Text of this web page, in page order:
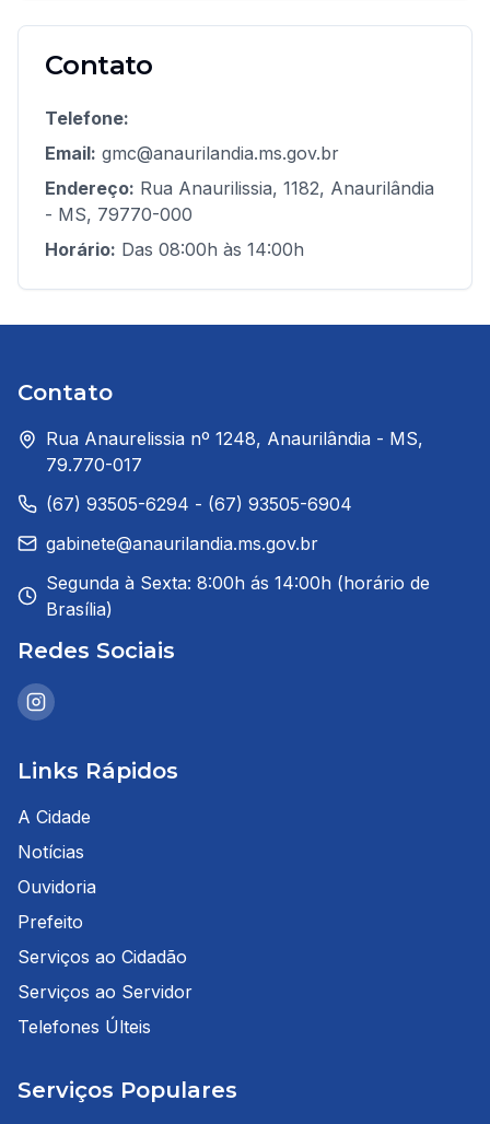
Contato
Telefone:
Email: gmc@anaurilandia.ms.gov.br
Endereço: Rua Anaurilissia, 1182, Anaurilândia
- MS, 79770-000
Horário: Das 08:00h às 14:00h
Contato
Rua Anaurelissia nº 1248, Anaurilândia - MS,
79.770-017
(67) 93505-6294 - (67) 93505-6904
gabinete@anaurilandia.ms.gov.br
Segunda à Sexta: 8:00h ás 14:00h (horário de
Brasília)
Redes Sociais
Links Rápidos
A Cidade
Notícias
Ouvidoria
Prefeito
Serviços ao Cidadão
Serviços ao Servidor
Telefones Últeis
Serviços Populares